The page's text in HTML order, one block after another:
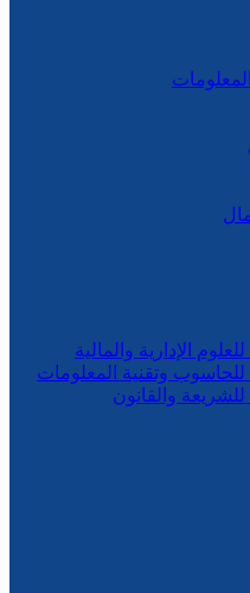
الإدارية والمالية
للحاسوب وتقنية المعلومات
للشريعة والقانون